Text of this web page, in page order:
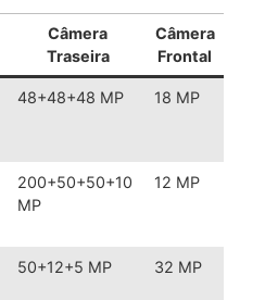
Câmera
Traseira
Câmera
Frontal
48+48+48 MP 18 MP
200+50+50+10
MP
12 MP
50+12+5 MP 32 MP